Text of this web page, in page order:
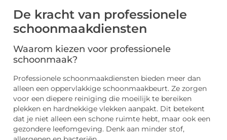
De kracht van professionele
schoonmaakdiensten
Waarom kiezen voor professionele
schoonmaak?
Professionele schoonmaakdiensten bieden meer dan
alleen een oppervlakkige schoonmaakbeurt. Ze zorgen
voor een diepere reiniging die moeilijk te bereiken
plekken en hardnekkige vlekken aanpakt. Dit betekent
dat je niet alleen een schone ruimte hebt, maar ook een
gezondere leefomgeving. Denk aan minder stof,